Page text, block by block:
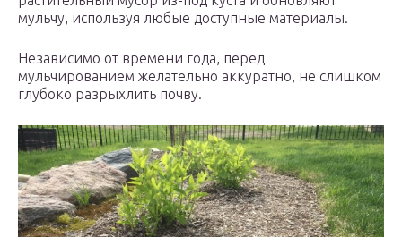
мульчу, используя любые доступные материалы.
Независимо от времени года, перед
мульчированием желательно аккуратно, не слишком
глубоко разрыхлить почву.